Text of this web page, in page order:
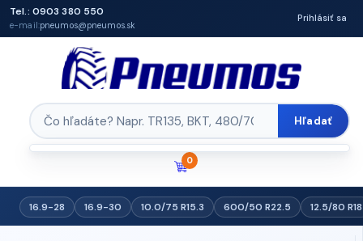
Tel.: 0903 380 550
e-mail:pneumos@pneumos.sk
Prihlásiť sa
Hľadať
0
16.9-28 16.9-30 10.0/75 R15.3 600/50 R22.5 12.5/80 R18